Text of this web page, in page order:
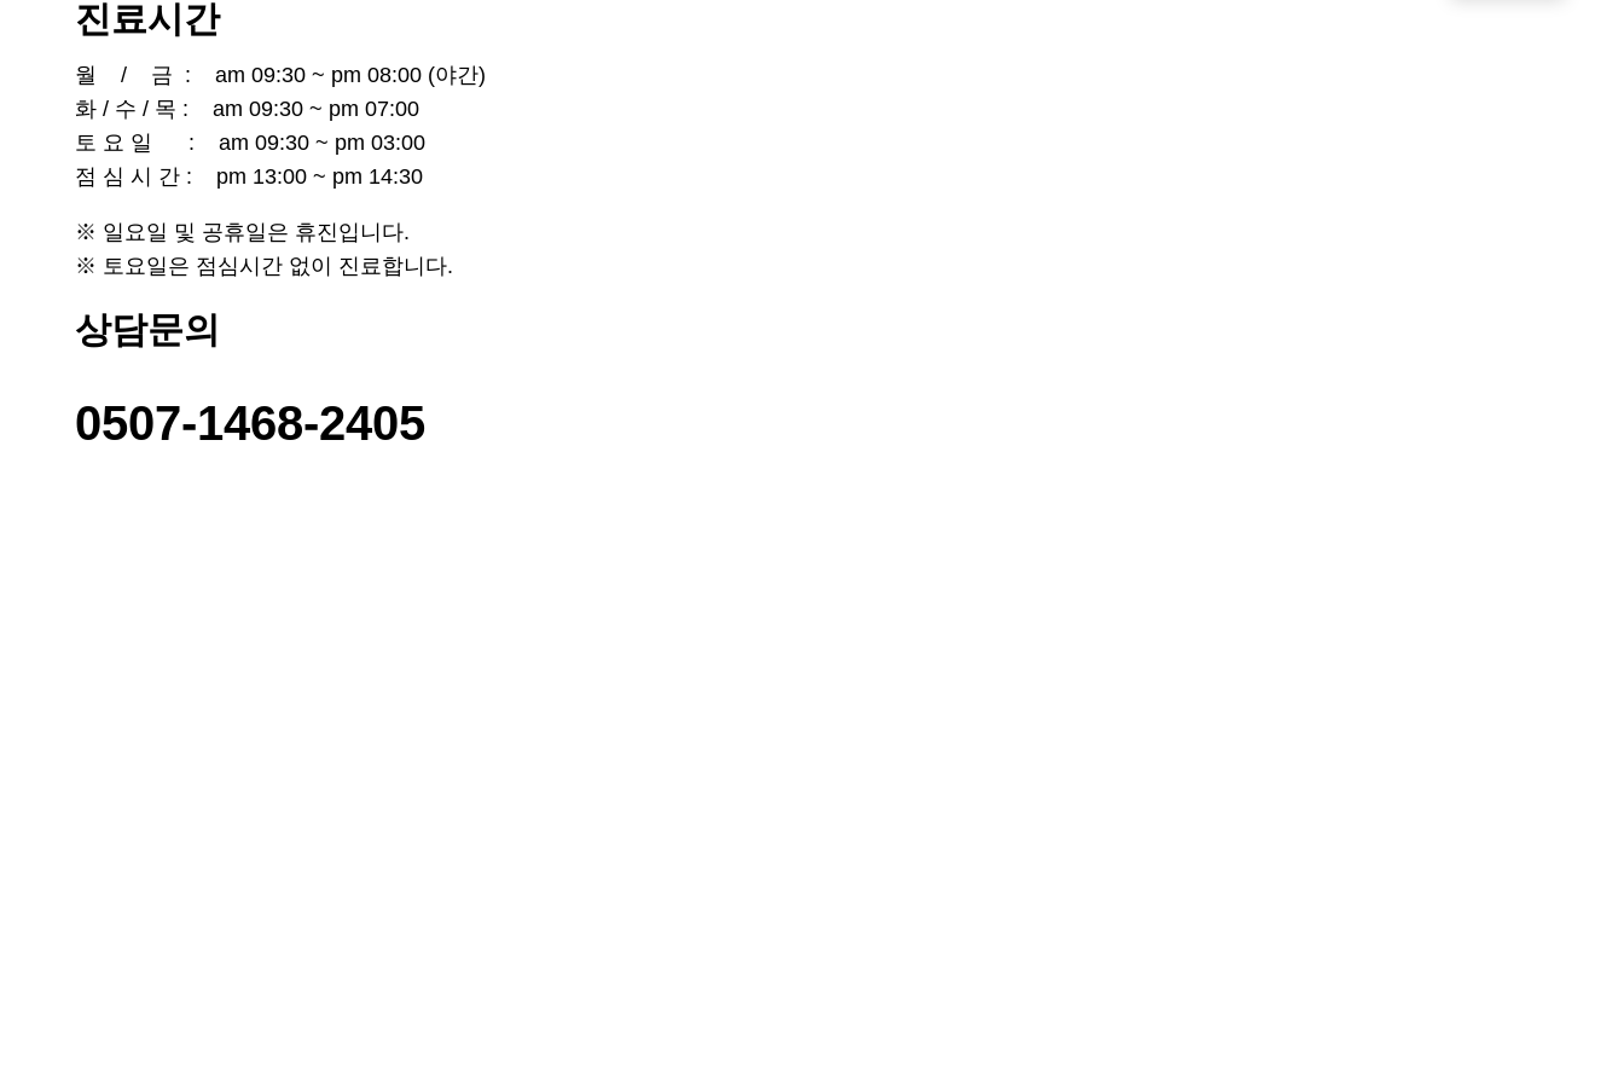
진료시간
월 / 금 : am 09:30 ~ pm 08:00 (야간)
화 / 수 / 목 : am 09:30 ~ pm 07:00
토 요 일 : am 09:30 ~ pm 03:00
점 심 시 간 : pm 13:00 ~ pm 14:30
※ 일요일 및 공휴일은 휴진입니다.
※ 토요일은 점심시간 없이 진료합니다.
상담문의
0507-1468-2405